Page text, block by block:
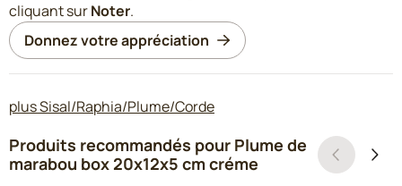
cliquant surNoter.
Donnez votre appréciation
plus Sisal/Raphia/Plume/Corde
Produits recommandés pour Plume de
marabou box 20x12x5 cm créme